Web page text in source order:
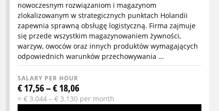
nowoczesnym rozwiązaniom i magazynom
zlokalizowanym w strategicznych punktach Holandii
zapewnia sprawną obsługę logistyczną. Firma zajmuje
się przede wszystkim magazynowaniem żywności,
warzyw, owoców oraz innych produktów wymagających
odpowiednich warunków przechowywania …
SALARY PER HOUR
€ 17,56 – € 18,06
≈ € 3.044 – € 3.130 per month